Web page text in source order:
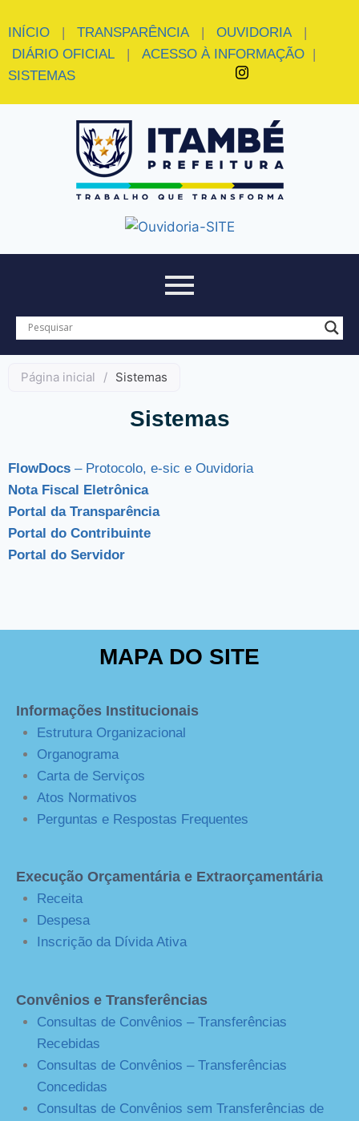
INÍCIO | TRANSPARÊNCIA| OUVIDORIA|
DIÁRIO OFICIAL | ACESSO À INFORMAÇÃO |
SISTEMAS
Página inicial / Sistemas
Sistemas
FlowDocs – Protocolo, e-sic e Ouvidoria
Nota Fiscal Eletrônica
Portal da Transparência
Portal do Contribuinte
Portal do Servidor
MAPA DO SITE
Informações Institucionais
Estrutura Organizacional
Organograma
Carta de Serviços
Atos Normativos
Perguntas e Respostas Frequentes
Execução Orçamentária e Extraorçamentária
Receita
Despesa
Inscrição da Dívida Ativa
Convênios e Transferências
Consultas de Convênios – Transferências
Recebidas
Consultas de Convênios – Transferências
Concedidas
Consultas de Convênios sem Transferências de